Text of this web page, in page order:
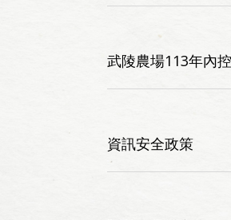
武陵農場113年內
資訊安全政策